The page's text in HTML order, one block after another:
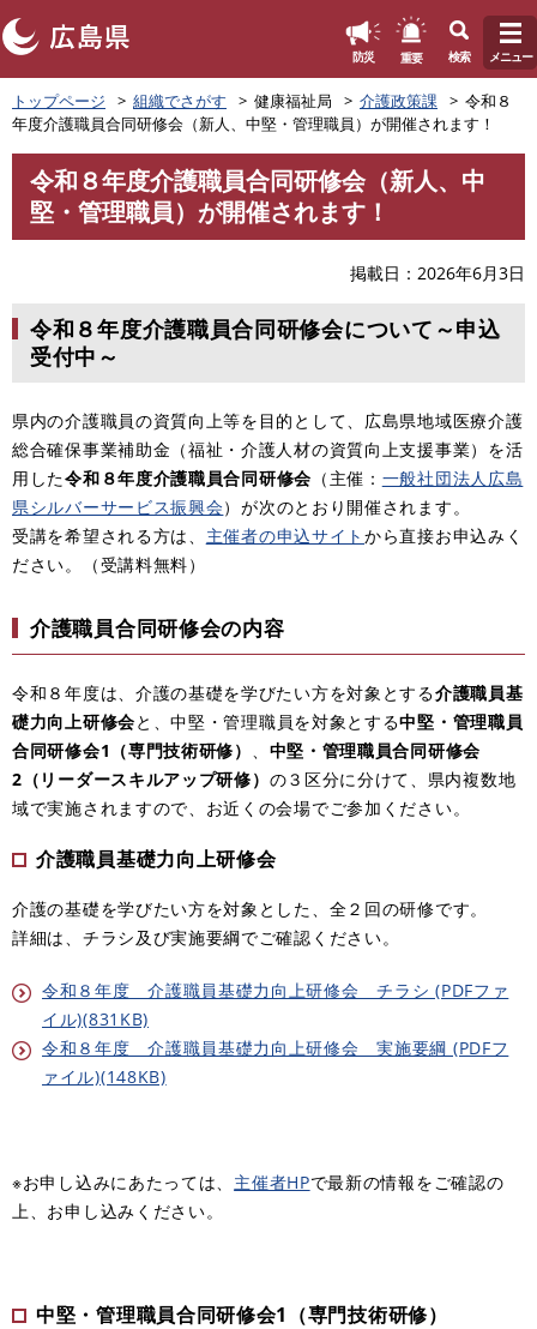
ペ
ー
ジ
の
で
防災 重要 検索 メニュー
トップページ 組織でさがす 健康福祉局 介護政策課
令和８
年度介護職員合同研修会（新人、中堅・管理職員）が開催されます！
令和８年度介護職員合同研修会（新人、中
堅・管理職員）が開催されます！
掲載日 2026年6月3日
令和８年度介護職員合同研修会について～申込
受付中～
県内の介護職員の資質向上等を目的として、広島県地域医療介護
総合確保事業補助金（福祉・介護人材の資質向上支援事業）を活
用した令和８年度介護職員合同研修会 （主催： 一般社団法人広島
県シルバーサービス振興会）が次のとおり開催されます。
受講を希望される方は、 主催者の申込サイトから直接お申込みく
ださい。（受講料無料）
介護職員合同研修会の内容
令和８年度は、介護の基礎を学びたい方を対象とする介護職員基
礎力向上研修会と、中堅・管理職員を対象とする中堅・管理職員
合同研修会1（専門技術研修）
中堅・管理職員合同研修会
2（リーダースキルアップ研修） の３区分に分けて、県内複数地
域で実施されますので、お近くの会場でご参加ください。
介護職員基礎力向上研修会
介護の基礎を学びたい方を対象とした、全２回の研修です。
詳細は、チラシ及び実施要綱でご確認ください。
令和８年度 介護職員基礎力向上研修会 チラシ (PDFファ
イル)(831KB)
令和８年度 介護職員基礎力向上研修会 実施要綱 (PDFフ
ァイル)(148KB)
※お申し込みにあたっては、 主催者HPで最新の情報をご確認の
上、お申し込みください。
中堅・管理職員合同研修会1（専門技術研修）